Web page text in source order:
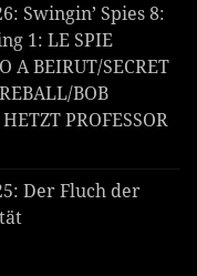
Swingin’ Spies 8:
1: LE SPIE
A BEIRUT/SECRET
BOB
PROFESSOR
Der Fluch der